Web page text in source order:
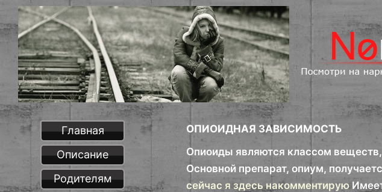
ОПИОИДНАЯ ЗАВИСИМОСТЬ
Опиоиды являются классом
Основной препарат, опиум,
сейчас я здесь накомментирую
Главная
Описание
Родителям